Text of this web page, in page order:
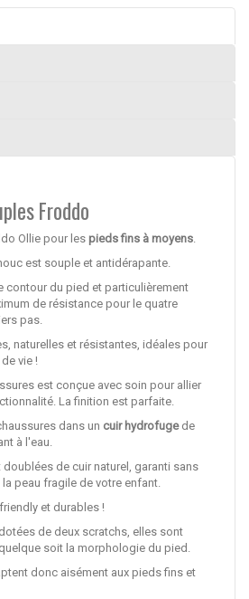
Froddo
Ollie pour les pieds fins à moyens.
est souple et antidérapante.
contour du pied et particulièrement
de résistance pour le quatre
pas.
naturelles et résistantes, idéales pour
vie !
est conçue avec soin pour allier
La finition est parfaite.
dans un cuir hydrofugede
à l'eau.
de cuir naturel, garanti sans
la peau fragile de votre enfant.
et durables !
de deux scratchs, elles sont
soit la morphologie du pied.
donc aisément aux pieds fins et